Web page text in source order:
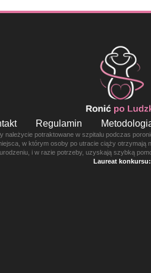
Regulamin
należycie potraktowane w szpitalu podczas
w którym osoby po utracie ciąży
urodzeniu, i w razie potrzeby, uzyskają szybką
Laureat konkursu: